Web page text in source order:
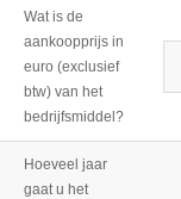
Wat is de
aankoopprijs in
euro (exclusief
btw) van het
bedrijfsmiddel?
Hoeveel jaar
gaat u het